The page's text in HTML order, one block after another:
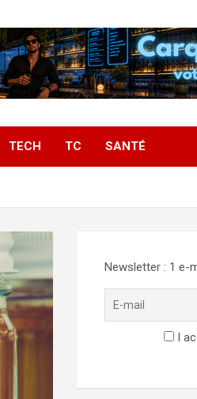
TECH TC SANTÉ
Newsletter : 1 e-
I